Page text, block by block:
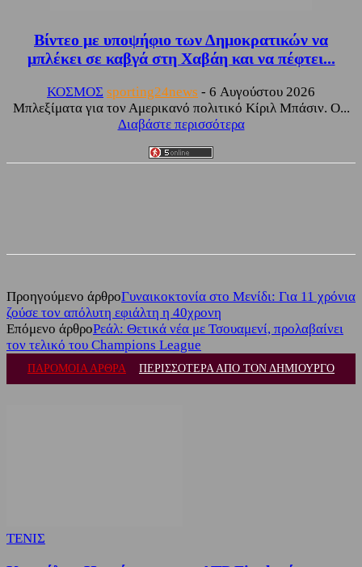
Βίντεο με υποψήφιο των Δημοκρατικών να
μπλέκει σε καβγά στη Χαβάη και να πέφτει...
ΚΟΣΜΟΣ sporting24news - 6 Αυγούστου 2026
Μπλεξίματα για τον Αμερικανό πολιτικό Κίριλ Μπάσιν. Ο...
Διαβάστε περισσότερα
Προηγούμενο άρθροΓυναικοκτονία στο Μενίδι: Για 11 χρόνια
ζούσε τον απόλυτη εφιάλτη η 40χρονη
Επόμενο άρθροΡεάλ: Θετικά νέα με Τσουαμενί, προλαβαίνει
τον τελικό του Champions League
ΠΑΡΟΜΟΙΑ ΑΡΘΡΑ ΠΕΡΙΣΣΟΤΕΡΑ ΑΠΟ ΤΟΝ ΔΗΜΙΟΥΡΓΟ
ΤΕΝΙΣ